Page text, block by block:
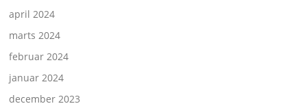
april 2024
marts 2024
februar 2024
januar 2024
december 2023